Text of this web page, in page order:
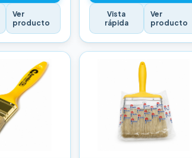
Ver
producto
Vista
rápida
Ver
producto